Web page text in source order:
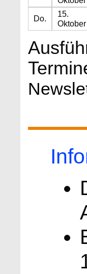
Do.
15.
Oktober